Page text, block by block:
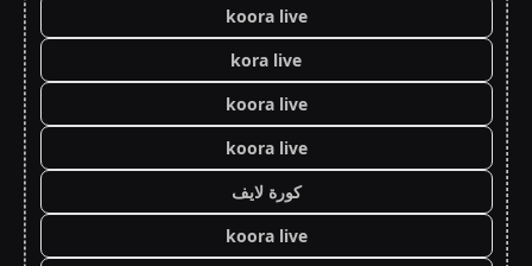
koora live
kora live
koora live
koora live
كورة لايف
koora live